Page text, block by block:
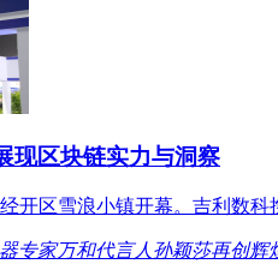
现区块链实力与洞察
开区雪浪小镇开幕。吉利数